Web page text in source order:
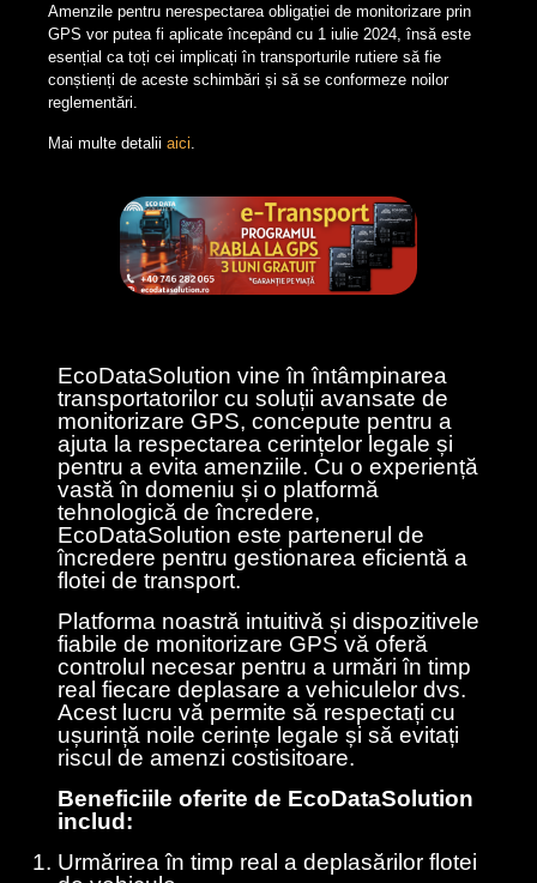
Amenzile pentru nerespectarea obligației de monitorizare prin
GPS vor putea fi aplicate începând cu 1 iulie 2024, însă este
esențial ca toți cei implicați în transporturile rutiere să fie
conștienți de aceste schimbări și să se conformeze noilor
reglementări.
Mai multe detalii aici
EcoDataSolution vine în întâmpinarea
transportatorilor cu soluții avansate de
monitorizare GPS, concepute pentru a
ajuta la respectarea cerințelor legale și
pentru a evita amenziile. Cu o experiență
vastă în domeniu și o platformă
tehnologică de încredere,
EcoDataSolution este partenerul de
încredere pentru gestionarea eficientă a
flotei de transport.
Platforma noastră intuitivă și dispozitivele
fiabile de monitorizare GPS vă oferă
controlul necesar pentru a urmări în timp
real fiecare deplasare a vehiculelor dvs.
Acest lucru vă permite să respectați cu
ușurință noile cerințe legale și să evitați
riscul de amenzi costisitoare.
Beneficiile oferite de EcoDataSolution
includ:
Urmărirea în timp real a deplasărilor flotei